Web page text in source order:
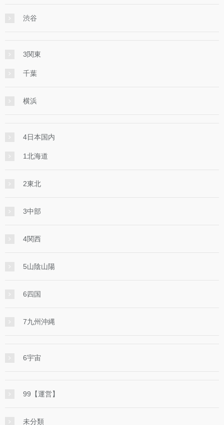
渋谷
3関東
千葉
横浜
4日本国内
1北海道
2東北
3中部
4関西
5山陰山陽
6四国
7九州沖縄
6宇宙
99【運営】
未分類